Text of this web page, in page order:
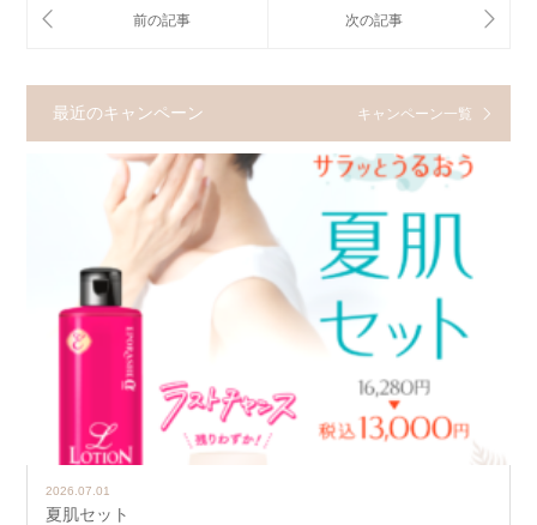
最近のキャンペーン キャンペーン一覧
2026.07.01
夏肌セット